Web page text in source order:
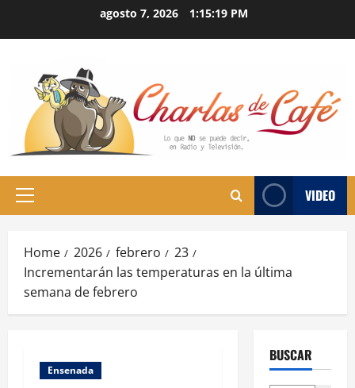
agosto 7, 2026 1:15:20 PM
Primary
VIDEO
Home 2026 febrero
23
Incrementarán las temperaturas en la última
semana de febrero
Ensenada
BUSCAR